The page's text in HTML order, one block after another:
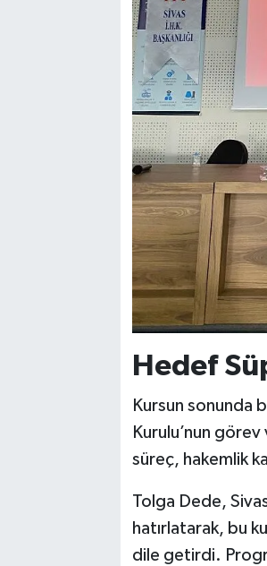
Hedef
Kursun sonunda
Kurulu’nun
süreç, hakemlik
Tolga Dede,
hatırlatarak, bu
dile getirdi.